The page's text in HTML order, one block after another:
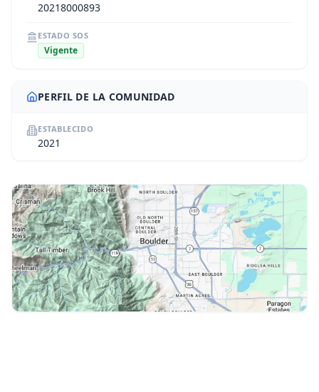
20218000893
ESTADO SOS
Vigente
PERFIL DE LA COMUNIDAD
ESTABLECIDO
2021